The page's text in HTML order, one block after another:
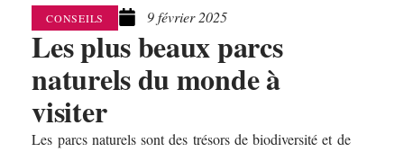
CONSEILS 9 février 2025
Les plus beaux parcs
naturels du monde à
visiter
Les parcs naturels sont des trésors de biodiversité et de